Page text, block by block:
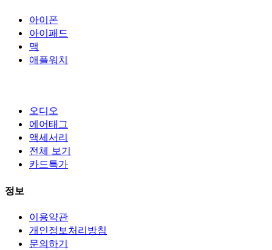
아이폰
아이패드
맥
애플워치
오디오
에어태그
액세서리
전체 보기
카드특가
정보
이용약관
개인정보처리방침
문의하기